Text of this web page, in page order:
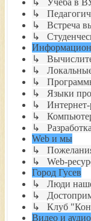
↳ Учёба в
↳
↳ Встреча
↳
↳
↳ Локальные
↳
↳ Языки
↳ Интернет-
↳
↳
Web и мы
↳
↳ Web-
Город Гусев
↳ Люди
↳
↳ Клуб
Видео и аудио